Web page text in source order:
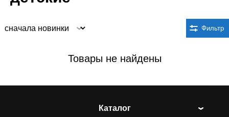
Фильтр
Товары не найдены
Каталог